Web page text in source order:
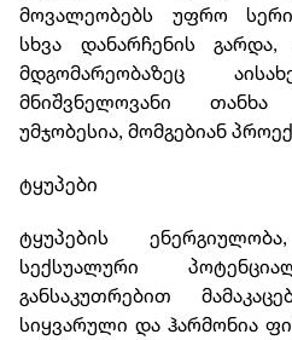
მოვალეობებს უფრო
სხვა დანარჩენის
მდგომარეობაზეც
მნიშვნელოვანი
უმჯობესია, მომგებიან
ტყუპები
ტყუპების
სექსუალური
განსაკუთრებით
სიყვარული და ჰარმონია